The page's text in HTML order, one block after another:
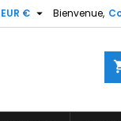
Bienvenue,
EUR € 